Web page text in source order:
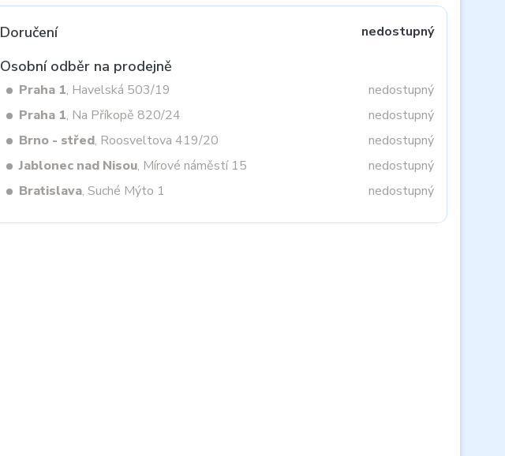
Doručení nedostupný
Osobní odběr na prodejně
Praha 1, Havelská 503/19
nedostupný
Praha 1, Na Příkopě 820/24
nedostupný
Brno - střed, Roosveltova 419/20
nedostupný
Jablonec nad Nisou, Mírové náměstí 15
nedostupný
Bratislava, Suché Mýto 1 nedostupný